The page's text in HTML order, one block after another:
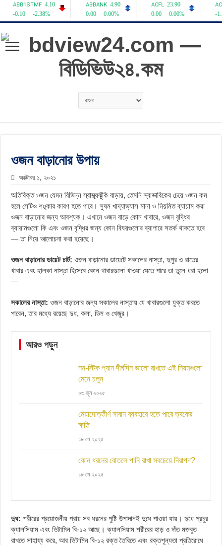
ওজন বাড়ানোর উপায়
অক্টোবর ১, ২০২১
অতিরিক্ত ওজন যেমন বিভিন্ন স্বাস্থ্যঝুঁকি বাড়ায়, তেমনি স্বাভাবিকের চেয়ে ওজন কম
হলে সেটিও শঙ্কার কারণ হতে পারে। সুষম খাদ্যাভ্যাস মানা ও নিয়মিত ব্যায়াম করা
ওজন বাড়ানোর জন্য আবশ্যক। এখানে ওজন বাড়ে কোন খাবারে, ওজন বৃদ্ধির
ব্যায়ামগুলো কি এবং ওজন বৃদ্ধির জন্য কোন বিষয়গুলোর ব্যাপারে সতর্ক থাকতে হবে
— তা নিয়ে আলোচনা করা হয়েছে।
ওজন বাড়ানোর ডায়েট চার্ট: ওজন বাড়ানোর ডায়েটে সকালের নাস্তা, দুপুর ও রাতের
খাবার এবং হালকা নাস্তা হিসেবে কোন খাবারগুলো খাওয়া যেতে পারে তা তুলে ধরা হলো
—
সকালের নাস্তা: ওজন বাড়ানোর জন্য সকালের নাস্তায় যে খাবারগুলো যুক্ত করতে
পারেন, তার মধ্যে রয়েছে দুধ, কলা, ডিম ও খেজুর।
আরও পড়ুন
নন-স্টিক প্যান দীর্ঘদিন ভালো রাখতে এই নিয়মগুলো
মেনে চলুন
০৩ জুন ২০২৫
মেয়াদোত্তীর্ণ সাবান ব্যবহারে হতে পারে ত্বকের
ক্ষতি
১৮ মে ২০২৫
কোন ধরনের বোতলে পানি রাখা সবচেয়ে নিরাপদ?
১৮ মে ২০২৫
দুধ: শরীরের প্রয়োজনীয় প্রায় সব ধরনের পুষ্টি উপাদানই দুধে পাওয়া যায়। দুধে প্রচুর
ক্যালসিয়াম এবং ভিটামিন বি-১২ আছে। ক্যালসিয়াম শরীরের হাড় ও দাঁত মজবুত
রাখতে সাহায্য করে, আর ভিটামিন বি-১২ রক্ত তৈরিতে এবং রক্তশূন্যতা প্রতিরোধে